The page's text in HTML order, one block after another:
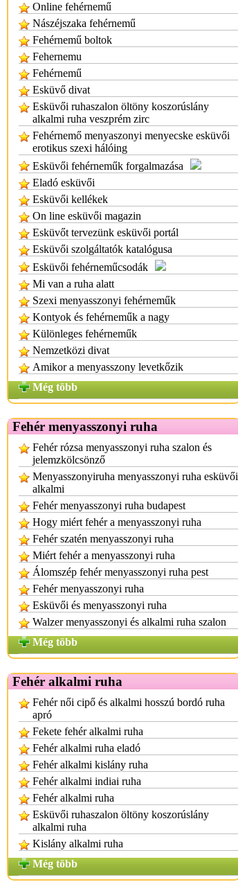
Online fehérnemű
Nászéjszaka fehérnemű
Fehérnemű boltok
Fehernemu
Fehérnemű
Esküvő divat
Esküvői ruhaszalon öltöny koszorúslány
alkalmi ruha veszprém zirc
Fehérnemő menyaszonyi menyecske esküvői
erotikus szexi hálóing
Esküvői fehérneműk forgalmazása
Eladó esküvői
Esküvői kellékek
On line esküvői magazin
Esküvőt tervezünk esküvői portál
Esküvői szolgáltatók katalógusa
Esküvői fehérneműcsodák
Mi van a ruha alatt
Szexi menyasszonyi fehérneműk
Kontyok és fehérneműk a nagy
Különleges fehérneműk
Nemzetközi divat
Amikor a menyasszony levetkőzik
Még több
Fehér menyasszonyi ruha
Fehér rózsa menyasszonyi ruha szalon és
jelemzkölcsönző
Menyasszonyiruha menyasszonyi ruha esküvői
alkalmi
Fehér menyasszonyi ruha budapest
Hogy miért fehér a menyasszonyi ruha
Fehér szatén menyasszonyi ruha
Miért fehér a menyasszonyi ruha
Álomszép fehér menyasszonyi ruha pest
Fehér menyasszonyi ruha
Esküvői és menyasszonyi ruha
Walzer menyasszonyi és alkalmi ruha szalon
Még több
Fehér alkalmi ruha
Fehér női cipő és alkalmi hosszú bordó ruha
apró
Fekete fehér alkalmi ruha
Fehér alkalmi ruha eladó
Fehér alkalmi kislány ruha
Fehér alkalmi indiai ruha
Fehér alkalmi ruha
Esküvői ruhaszalon öltöny koszorúslány
alkalmi ruha
Kislány alkalmi ruha
Még több